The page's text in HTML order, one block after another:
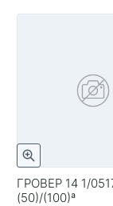
ГРОВЕР 14 1/
(50)/(100)ª